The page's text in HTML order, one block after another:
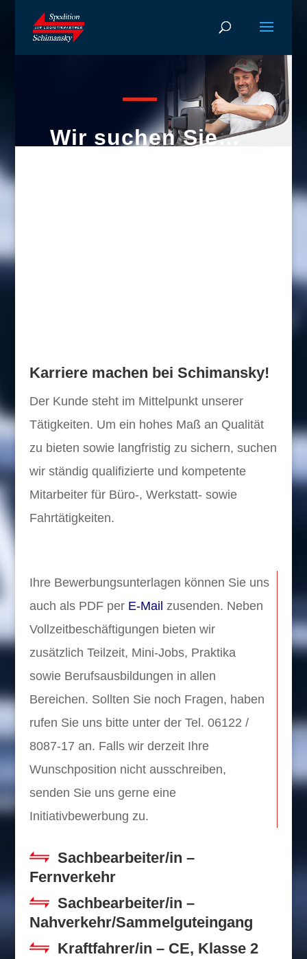
Wir suchen Sie…
Karriere machen bei Schimansky!
Der Kunde steht im Mittelpunkt unserer
Tätigkeiten. Um ein hohes Maß an Qualität
zu bieten sowie langfristig zu sichern, suchen
wir ständig qualifizierte und kompetente
Mitarbeiter für Büro-, Werkstatt- sowie
Fahrtätigkeiten.
Ihre Bewerbungsunterlagen können Sie uns
auch als PDF per E-Mail zusenden. Neben
Vollzeitbeschäftigungen bieten wir
zusätzlich Teilzeit, Mini-Jobs, Praktika
sowie Berufsausbildungen in allen
Bereichen. Sollten Sie noch Fragen, haben
rufen Sie uns bitte unter der Tel. 06122 /
8087-17 an. Falls wir derzeit Ihre
Wunschposition nicht ausschreiben,
senden Sie uns gerne eine
Initiativbewerbung zu.
Sachbearbeiter/in –
Fernverkehr
Sachbearbeiter/in –
Nahverkehr/Sammelguteingang
Kraftfahrer/in – CE, Klasse 2